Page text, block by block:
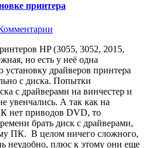
принтера
HP (3055, 3052, 2015,
но есть у неё одна
установку драйверов принтера
с диска. Попытки
с драйверами на винчестер и
увенчались. А так как на
нет приводов DVD, то
брать диск с драйверами,
ПК. В целом ничего сложного,
неудобно, плюс к этому они еще